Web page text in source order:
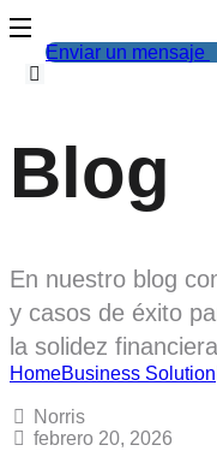
Enviar un mensaje
Blog
En nuestro blog
y casos de éxito
la solidez
HomeBusiness Solution
Norris
febrero 20, 2026